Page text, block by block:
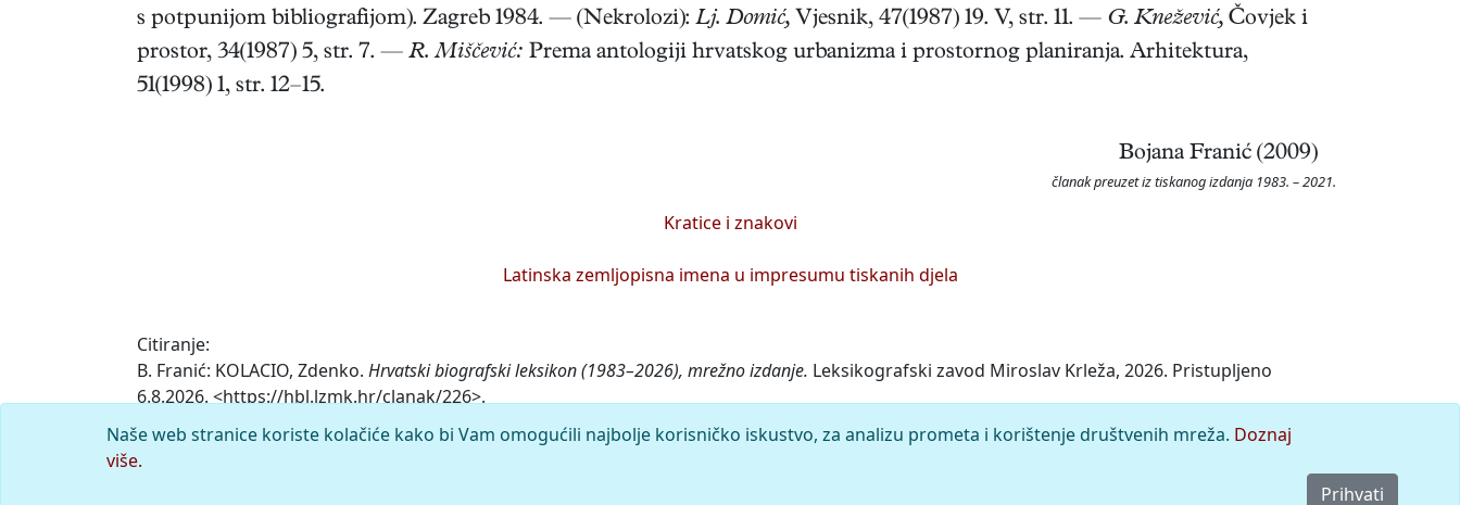
s potpunijom bibliografijom). Zagreb 1984. — (Nekrolozi): Lj. Domić, Vjesnik, 47(1987) 19. V, str. 11. — G. Knežević, Čovjek i
prostor, 34(1987) 5, str. 7. — R. Miščević: Prema antologiji hrvatskog urbanizma i prostornog planiranja. Arhitektura,
51(1998) 1, str. 12–15.
Bojana Franić (2009)
članak preuzet iz tiskanog izdanja 1983. – 2021.
Kratice i znakovi
Latinska zemljopisna imena u impresumu tiskanih djela
Citiranje:
B. Franić: KOLACIO, Zdenko. Hrvatski biografski leksikon (1983–2026), mrežno izdanje. Leksikografski zavod Miroslav Krleža, 2026. Pristupljeno
6.8.2026. <https://hbl.lzmk.hr/clanak/226>.
Komentar
Naše web stranice koriste kolačiće kako bi Vam omogućili najbolje korisničko iskustvo, za analizu prometa i korištenje društvenih mreža. Doznaj
više.
Prihvati